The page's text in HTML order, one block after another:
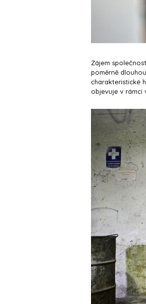
Zájem
poměrně
charakteristické
objevuje v rámci